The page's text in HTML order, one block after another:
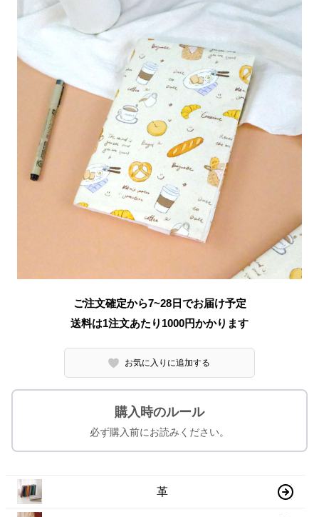
ご注文確定から7~28日でお届け予定
送料は1注文あたり 1000円かかります
お気に入りに追加する
購入時のルール
必ず購入前にお読みください。
革